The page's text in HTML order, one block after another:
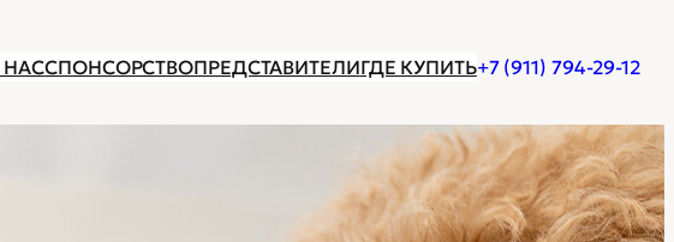
НАССПОНСОРСТВОПРЕДСТАВИТЕЛИГДЕ КУПИТЬ+7 (911) 794-29-12